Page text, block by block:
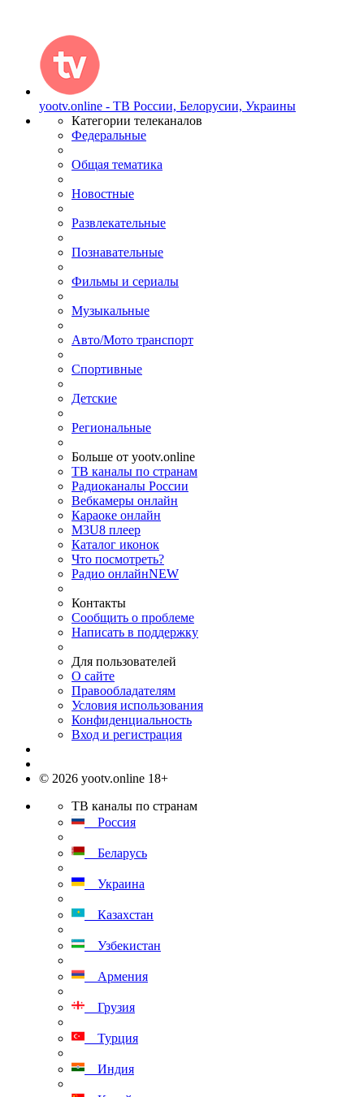
yootv.online - ТВ России, Белорусии, Украины
Категории телеканалов
Федеральные
Общая тематика
Новостные
Развлекательные
Познавательные
Фильмы и сериалы
Музыкальные
Авто/Мото транспорт
Спортивные
Детские
Региональные
Больше от yootv.online
ТВ каналы по странам
Радиоканалы России
Вебкамеры онлайн
Караоке онлайн
M3U8 плеер
Каталог иконок
Что посмотреть?
Радио онлайнNEW
Контакты
Сообщить о проблеме
Написать в поддержку
Для пользователей
О сайте
Правообладателям
Условия использования
Конфиденциальность
Вход и регистрация
© 2026 yootv.online 18+
ТВ каналы по странам
Россия
Беларусь
Украина
Казахстан
Узбекистан
Армения
Грузия
Турция
Индия